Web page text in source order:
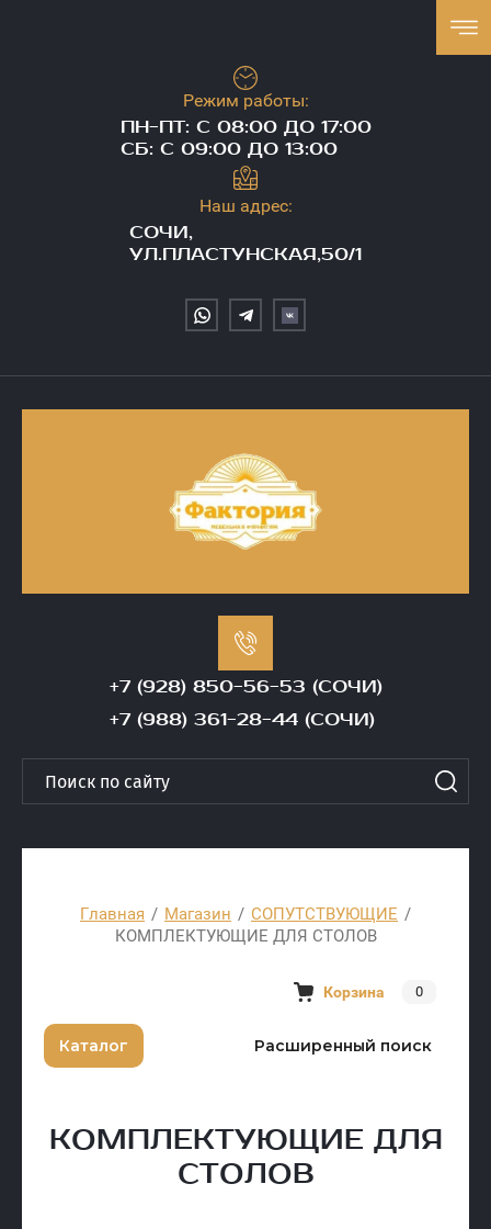
Режим работы:
ПН-ПТ: С 08:00 ДО 17:00
СБ: С 09:00 ДО 13:00
Наш адрес:
СОЧИ,
УЛ.ПЛАСТУНСКАЯ,50/1
+7 (928) 850-56-53 (СОЧИ)
+7 (988) 361-28-44 (СОЧИ)
Главная / Магазин / СОПУТСТВУЮЩИЕ /
КОМПЛЕКТУЮЩИЕ ДЛЯ СТОЛОВ
Корзина 0
Каталог Расширенный поиск
КОМПЛЕКТУЮЩИЕ ДЛЯ
СТОЛОВ